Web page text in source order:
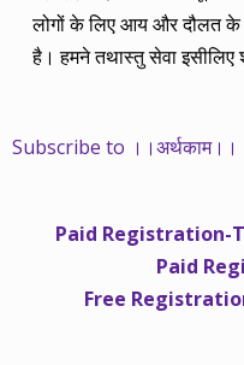
लोगों के लिए आय और दौलत के
है। हमने तथास्तु सेवा
महंगाई की दर 10 प्रतिशत से
साढ़े चार सालों से अर्थकाम से
भलीभांति वाकिफ हैं। शुरू में
में फंस गए। गलतियां कीं।
Subscribe to ।।अर्थकाम।।
Paid Registration-
Paid
Free